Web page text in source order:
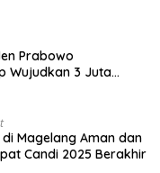
Prabowo
Wujudkan 3 Juta
Magelang Aman dan
Candi 2025 Berakhir